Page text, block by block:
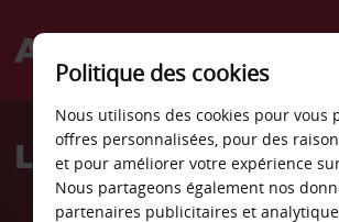
Welcome
AvisLocation de
Politique des cookies
Nous utilisons des cookies pour vous
offres personnalisées, pour des
et pour améliorer votre expérience
Nous partageons également nos
partenaires publicitaires et